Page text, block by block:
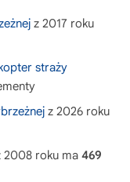
z 2017 roku
straży
z 2026 roku
2008 roku ma 469